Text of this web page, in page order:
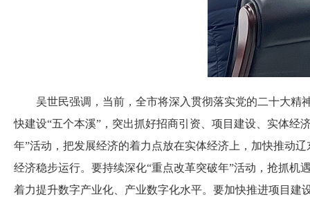
吴世民强调，当前，全市将深入贯彻落实党的二十大精神
快建设“五个本溪”，突出抓好招商引资、项目建设、实体经
年”活动，把发展经济的着力点放在实体经济上，加快推动
经济稳步运行。要持续深化“重点改革突破年”活动，抢抓
着力提升数字产业化、产业数字化水平。要加快推进项目建